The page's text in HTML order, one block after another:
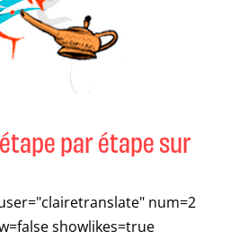
par étape sur
num=2
showlikes=true